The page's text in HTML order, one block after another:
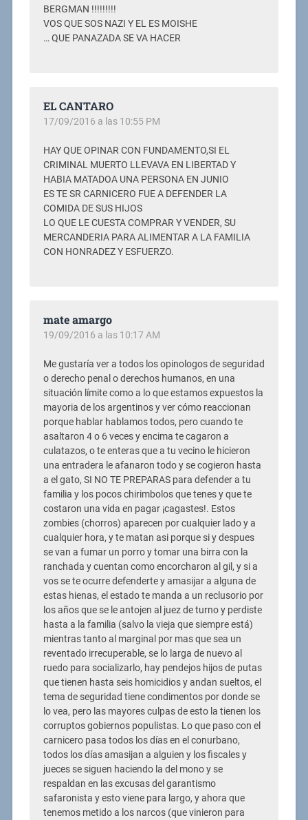
BERGMAN !!!!!!!!!
VOS QUE SOS NAZI Y EL ES MOISHE
… QUE PANAZADA SE VA HACER
EL CANTARO
17/09/2016 a las 10:55 PM
HAY QUE OPINAR CON FUNDAMENTO,SI EL
CRIMINAL MUERTO LLEVAVA EN LIBERTAD Y
HABIA MATADOA UNA PERSONA EN JUNIO
ES TE SR CARNICERO FUE A DEFENDER LA
COMIDA DE SUS HIJOS
LO QUE LE CUESTA COMPRAR Y VENDER, SU
MERCANDERIA PARA ALIMENTAR A LA FAMILIA
CON HONRADEZ Y ESFUERZO.
mate amargo
19/09/2016 a las 10:17 AM
Me gustaría ver a todos los opinologos de seguridad
o derecho penal o derechos humanos, en una
situación límite como a lo que estamos expuestos la
mayoria de los argentinos y ver cómo reaccionan
porque hablar hablamos todos, pero cuando te
asaltaron 4 o 6 veces y encima te cagaron a
culatazos, o te enteras que a tu vecino le hicieron
una entradera le afanaron todo y se cogieron hasta
a el gato, SI NO TE PREPARAS para defender a tu
familia y los pocos chirimbolos que tenes y que te
costaron una vida en pagar ¡cagastes!. Estos
zombies (chorros) aparecen por cualquier lado y a
cualquier hora, y te matan asi porque si y despues
se van a fumar un porro y tomar una birra con la
ranchada y cuentan como encorcharon al gil, y si a
vos se te ocurre defenderte y amasijar a alguna de
estas hienas, el estado te manda a un reclusorio por
los años que se le antojen al juez de turno y perdiste
hasta a la familia (salvo la vieja que siempre está)
mientras tanto al marginal por mas que sea un
reventado irrecuperable, se lo larga de nuevo al
ruedo para socializarlo, hay pendejos hijos de putas
que tienen hasta seis homicidios y andan sueltos, el
tema de seguridad tiene condimentos por donde se
lo vea, pero las mayores culpas de esto la tienen los
corruptos gobiernos populistas. Lo que paso con el
carnicero pasa todos los días en el conurbano,
todos los días amasijan a alguien y los fiscales y
jueces se siguen haciendo la del mono y se
respaldan en las excusas del garantismo
safaronista y esto viene para largo, y ahora que
tenemos metido a los narcos (que vinieron para